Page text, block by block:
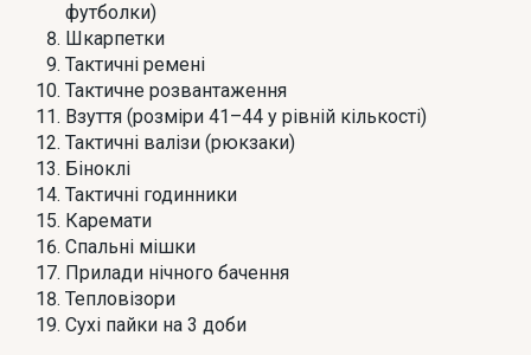
футболки)
Шкарпетки
Тактичні ремені
Тактичне розвантаження
Взуття (розміри 41–44 у рівній кількості)
Тактичні валізи (рюкзаки)
Біноклі
Тактичні годинники
Каремати
Спальні мішки
Прилади нічного бачення
Тепловізори
Сухі пайки на 3 доби